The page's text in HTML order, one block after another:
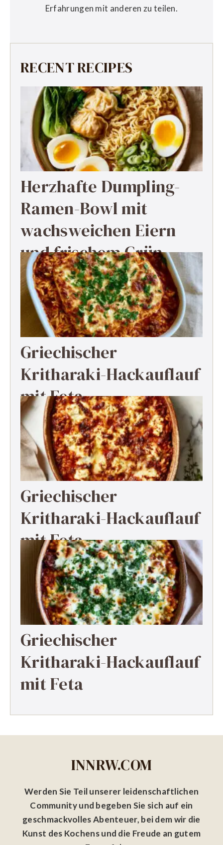
Erfahrungen mit anderen zu teilen.
RECENT RECIPES
Herzhafte Dumpling-
Ramen-Bowl mit
wachsweichen Eiern
und frischem Grün
Griechischer
Kritharaki-Hackauflauf
mit Feta
Griechischer
Kritharaki-Hackauflauf
mit Feta
Griechischer
Kritharaki-Hackauflauf
mit Feta
INNRW.COM
Werden Sie Teil unserer leidenschaftlichen
Community und begeben Sie sich auf ein
geschmackvolles Abenteuer, bei dem wir die
Kunst des Kochens und die Freude an gutem